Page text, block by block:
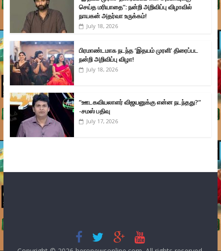
செய்த மரியாதை”: நன்றி அறிவிப்பு விழாவில்
நாயகன் அதர்வா உருக்கம்!
July 18, 2026
பிரமாண்டமாக நடந்த ‘இதயம் முரளி’ திரைப்பட
நன்றி அறிவிப்பு விழா!
July 18, 2026
”ஊடகவியலாளர் விஜயனுக்கு என்ன நடந்தது?”
-சமஸ் பதிவு
July 17, 2026